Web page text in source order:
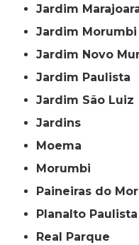
Jardim
Jardim Morumbi
Jardim Novo
Jardim Paulista
Jardim São Luiz
Jardins
Moema
Morumbi
Paineiras do
Planalto Paulista
Real Parque